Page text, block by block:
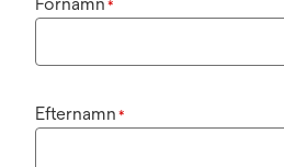
Förnamn *
Efternamn *